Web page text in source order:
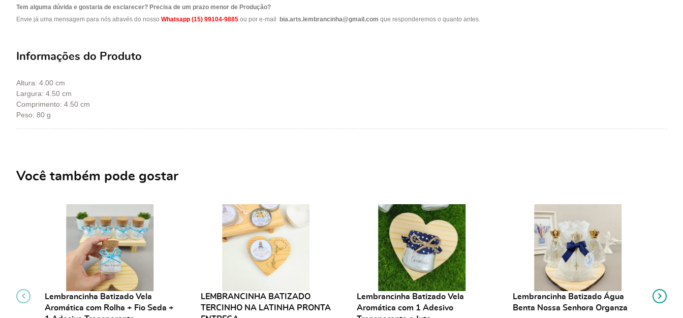
Tem alguma dúvida e gostaria de esclarecer? Precisa de um prazo menor de Produção?
Envie já uma mensagem para nós através do nosso Whatsapp (15) 99104-9885 ou por e-mail bia.arts.lembrancinha@gmail.com que responderemos o quanto antes.
Informações do Produto
Altura: 4.00 cm
Largura: 4.50 cm
Comprimento: 4.50 cm
Peso: 80 g
Você também pode gostar
Lembrancinha Batizado Vela
Aromática com Rolha + Fio Seda +
LEMBRANCINHA BATIZADO
TERCINHO NA LATINHA PRONTA
Lembrancinha Batizado Vela
Aromática com 1 Adesivo
Lembrancinha Batizado Água
Benta Nossa Senhora Organza